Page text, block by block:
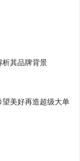
析其品牌背景
美好再造超级大单